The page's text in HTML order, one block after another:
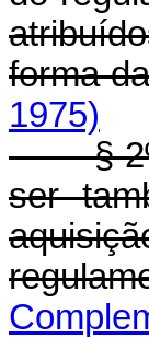
forma
1975)
§ 2º -
ser